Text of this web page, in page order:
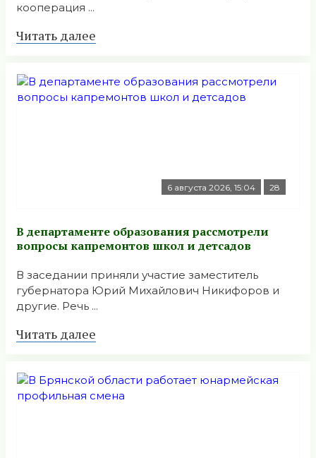
кооперация ...
Читать далее
6 августа 2026, 15:04 28
В департаменте образования рассмотрели
вопросы капремонтов школ и детсадов
В заседании приняли участие заместитель
губернатора Юрий Михайлович Никифоров и
другие. Речь ...
Читать далее